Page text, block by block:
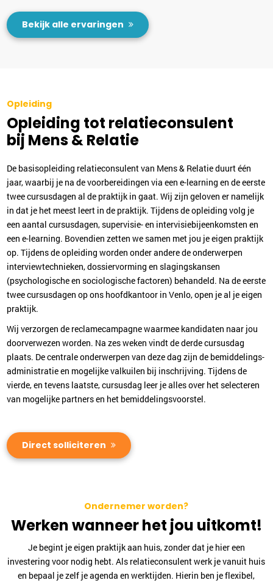
Bekijk alle ervaringen
Opleiding
Opleiding tot relatieconsulent
bij Mens & Relatie
De basisopleiding relatieconsulent van Mens & Relatie duurt één
jaar, waarbij je na de voorbereidingen via een e-learning en de eerste
twee cursusdagen al de praktijk in gaat. Wij zijn geloven er namelijk
in dat je het meest leert in de praktijk. Tijdens de opleiding volg je
een aantal cursusdagen, supervisie- en intervisiebijeenkomsten en
een e-learning. Bovendien zetten we samen met jou je eigen praktijk
op. Tijdens de opleiding worden onder andere de onderwerpen
interviewtechnieken, dossiervorming en slagingskansen
(psychologische en sociologische factoren) behandeld. Na de eerste
twee cursusdagen op ons hoofdkantoor in Venlo, open je al je eigen
praktijk.
Wij verzorgen de reclamecampagne waarmee kandidaten naar jou
doorverwezen worden. Na zes weken vindt de derde cursusdag
plaats. De centrale onderwerpen van deze dag zijn de bemiddelings-
administratie en mogelijke valkuilen bij inschrijving. Tijdens de
vierde, en tevens laatste, cursusdag leer je alles over het selecteren
van mogelijke partners en het bemiddelingsvoorstel.
Direct solliciteren
Ondernemer worden?
Werken wanneer het jou uitkomt!
Je begint je eigen praktijk aan huis, zonder dat je hier een
investering voor nodig hebt. Als relatieconsulent werk je vanuit huis
en bepaal je zelf je agenda en werktijden. Hierin ben je flexibel,